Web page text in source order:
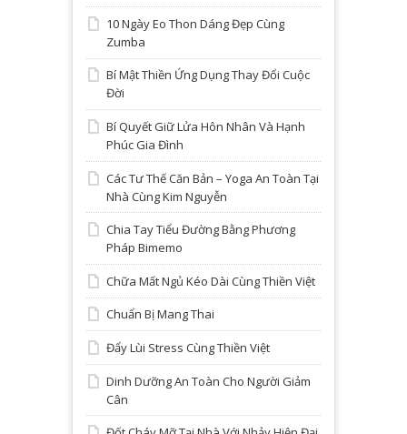
10 Ngày Eo Thon Dáng Đẹp Cùng
Zumba
Bí Mật Thiền Ứng Dụng Thay Đổi Cuộc
Đời
Bí Quyết Giữ Lửa Hôn Nhân Và Hạnh
Phúc Gia Đình
Các Tư Thế Căn Bản – Yoga An Toàn Tại
Nhà Cùng Kim Nguyễn
Chia Tay Tiểu Đường Bằng Phương
Pháp Bimemo
Chữa Mất Ngủ Kéo Dài Cùng Thiền Việt
Chuẩn Bị Mang Thai
Đẩy Lùi Stress Cùng Thiền Việt
Dinh Dưỡng An Toàn Cho Người Giảm
Cân